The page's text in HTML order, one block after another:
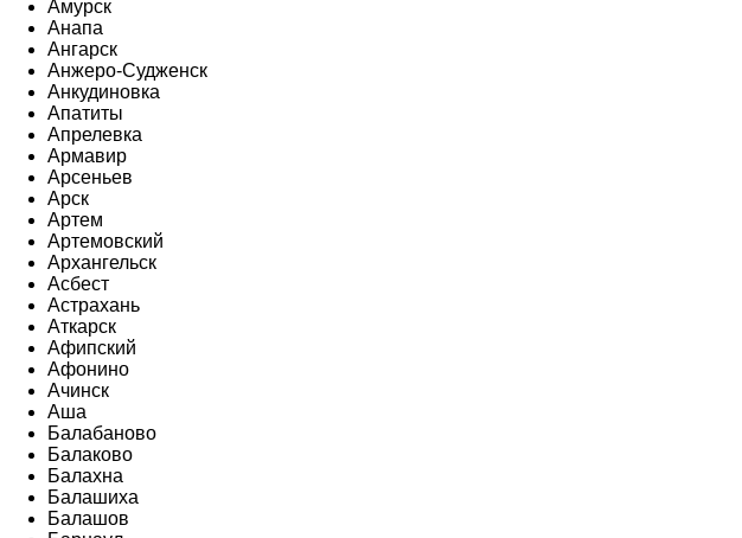
Амурск
Анапа
Ангарск
Анжеро-Судженск
Анкудиновка
Апатиты
Апрелевка
Армавир
Арсеньев
Арск
Артем
Артемовский
Архангельск
Асбест
Астрахань
Аткарск
Афипский
Афонино
Ачинск
Аша
Балабаново
Балаково
Балахна
Балашиха
Балашов